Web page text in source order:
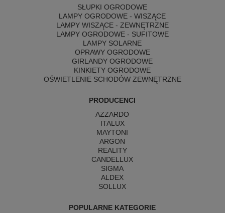
SŁUPKI OGRODOWE
LAMPY OGRODOWE - WISZĄCE
LAMPY WISZĄCE - ZEWNĘTRZNE
LAMPY OGRODOWE - SUFITOWE
LAMPY SOLARNE
OPRAWY OGRODOWE
GIRLANDY OGRODOWE
KINKIETY OGRODOWE
OŚWIETLENIE SCHODÓW ZEWNĘTRZNE
PRODUCENCI
AZZARDO
ITALUX
MAYTONI
ARGON
REALITY
CANDELLUX
SIGMA
ALDEX
SOLLUX
POPULARNE KATEGORIE